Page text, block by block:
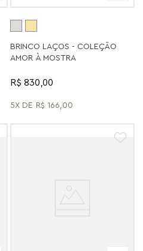
BRINCO LAÇOS - COLEÇÃO
AMOR À MOSTRA
R$ 830,00
5 R$ 166,00